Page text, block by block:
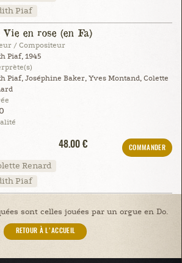
Piaf
en rose (en Fa)
/ Compositeur
Piaf, 1945
Piaf, Joséphine Baker, Yves Montand, Colette
48.00 €
COMMANDER
Renard
Piaf
sont celles jouées par un orgue en Do.
RETOUR À L'ACCUEIL